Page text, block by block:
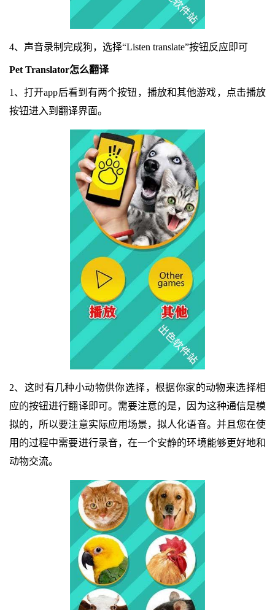
4、声音录制完成狗，选择“Listen translate”按钮反应即可
Pet Translator怎么翻译
1、打开app后看到有两个按钮，播放和其他游戏，点击播放
按钮进入到翻译界面。
2、这时有几种小动物供你选择，根据你家的动物来选择相
应的按钮进行翻译即可。需要注意的是，因为这种通信是模
拟的，所以要注意实际应用场景，拟人化语音。并且您在使
用的过程中需要进行录音，在一个安静的环境能够更好地和
动物交流。